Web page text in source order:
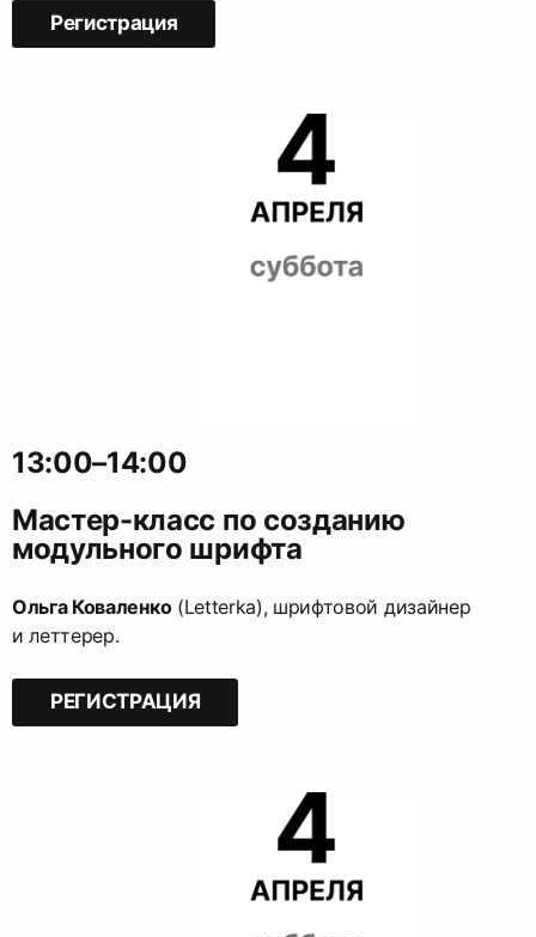
Регистрация
13:00–14:00
Мастер-класс по созданию
модульного шрифта
Ольга Коваленко(Letterka), шрифтовой дизайнер
и леттерер.
РЕГИСТРАЦИЯ